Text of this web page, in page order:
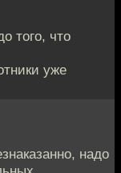
того, что
уже
надо